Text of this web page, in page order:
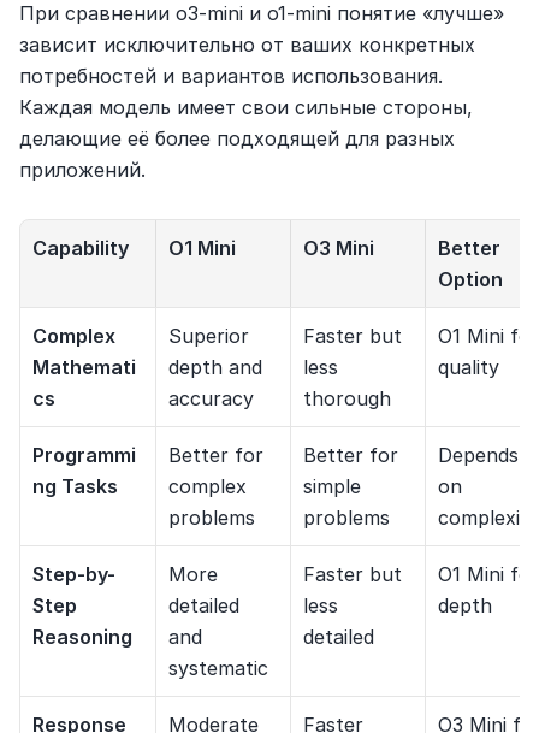
При сравнении o3-mini и o1-mini понятие «лучше»
зависит исключительно от ваших конкретных
потребностей и вариантов использования.
Каждая модель имеет свои сильные стороны,
делающие её более подходящей для разных
приложений.
Capability O1 Mini O3 Mini
Better
Option
Complex
Mathemati
cs
Superior
depth and
accuracy
Faster but
less
thorough
O1 Mini for
quality
Programmi
ng Tasks
Better for
complex
problems
Better for
simple
problems
Depends
on
complexity
Step-by-
Step
Reasoning
More
detailed
and
systematic
Faster but
less
detailed
O1 Mini for
depth
Response
Moderate Faster
O3 Mini